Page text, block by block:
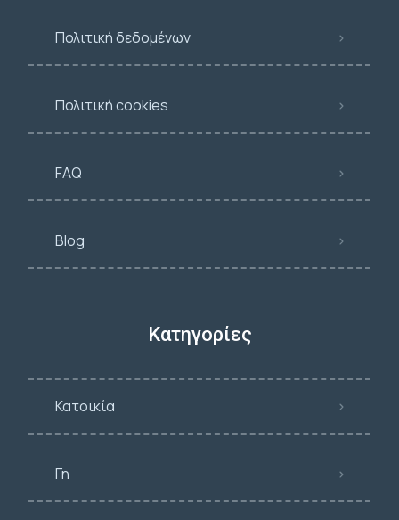
Πολιτική δεδομένων
Πολιτική cookies
FAQ
Blog
Κατηγορίες
Κατοικία
Γη